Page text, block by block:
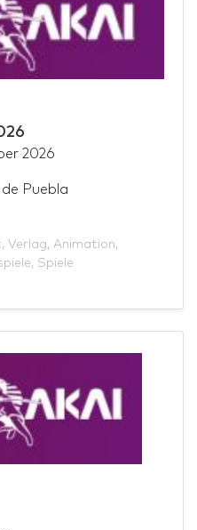
2026
Puebla
, Verlag, Animation,
, Spiele